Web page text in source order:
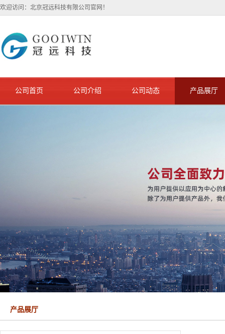
欢迎访问：北京冠远科技有限公司官网！
公司首页 公司介绍 公司动态 产品展厅
产品展厅